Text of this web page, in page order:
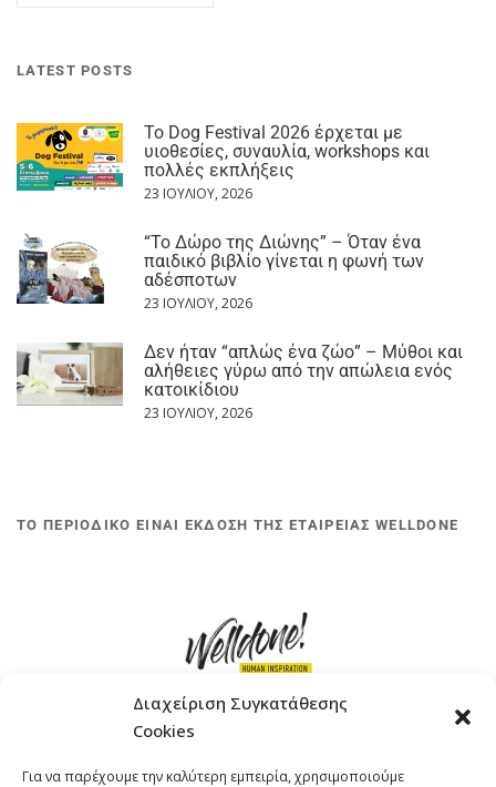
Διαχείριση Συγκατάθεσης
Cookies
Για να παρέχουμε την καλύτερη εμπειρία, χρησιμοποιούμε
LATEST POSTS
Το Dog Festival 2026 έρχεται με
υιοθεσίες, συναυλία, workshops και
πολλές εκπλήξεις
23 ΙΟΥΛΊΟΥ, 2026
“Το Δώρο της Διώνης” – Όταν ένα
παιδικό βιβλίο γίνεται η φωνή των
αδέσποτων
23 ΙΟΥΛΊΟΥ, 2026
Δεν ήταν “απλώς ένα ζώο” – Μύθοι και
αλήθειες γύρω από την απώλεια ενός
κατοικίδιου
23 ΙΟΥΛΊΟΥ, 2026
ΤΟ ΠΕΡΙΟΔΙΚΟ ΕΙΝΑΙ ΕΚΔΟΣΗ ΤΗΣ ΕΤΑΙΡΕΙΑΣ WELLDONE
ΤΗΛΕΦΩΝΟ: +30 211 4021758